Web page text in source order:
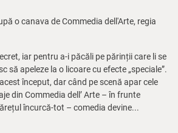
o canava de Commedia dell'Arte, regia
iar pentru a-i păcăli pe părinții care li se
să apeleze la o licoare cu efecte „speciale”.
început, dar când pe scenă apar cele
din Commedia dell’ Arte – în frunte
încurcă-tot – comedia devine...